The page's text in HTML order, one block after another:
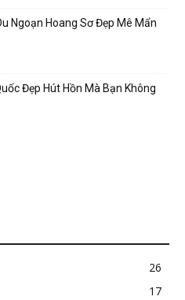
Ngoạn Hoang Sơ Đẹp Mê Mẩn
Đẹp Hút Hồn Mà Bạn Không
26
17